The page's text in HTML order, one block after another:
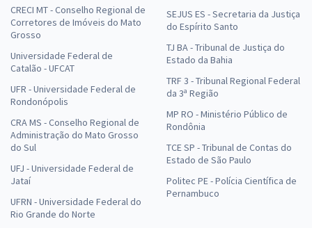
CRECI MT - Conselho Regional de
Corretores de Imóveis do Mato
Grosso
Universidade Federal de
Catalão - UFCAT
UFR - Universidade Federal de
Rondonópolis
CRA MS - Conselho Regional de
Administração do Mato Grosso
do Sul
UFJ - Universidade Federal de
Jataí
UFRN - Universidade Federal do
Rio Grande do Norte
SEJUS ES - Secretaria da Justiça
do Espírito Santo
TJ BA - Tribunal de Justiça do
Estado da Bahia
TRF 3 - Tribunal Regional Federal
da 3ª Região
MP RO - Ministério Público de
Rondônia
TCE SP - Tribunal de Contas do
Estado de São Paulo
Politec PE - Polícia Científica de
Pernambuco